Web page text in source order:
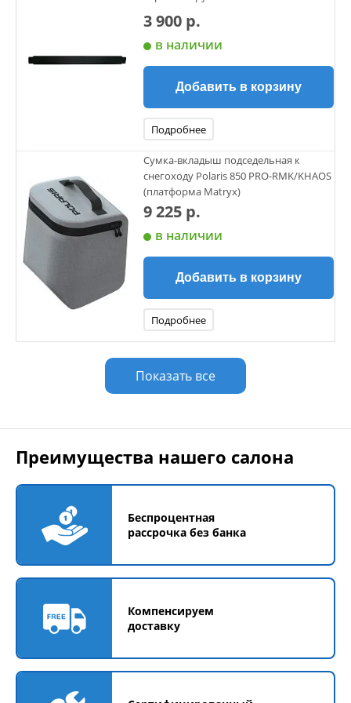
3 900 р.
в наличии
Добавить в корзину
Подробнее
Сумка-вкладыш подседельная к
снегоходу Polaris 850 PRO-RMK/KHAOS
(платформа Matryx)
9 225 р.
в наличии
Добавить в корзину
Подробнее
Показать все
Преимущества нашего салона
Беспроцентная
рассрочка без банка
Компенсируем
доставку